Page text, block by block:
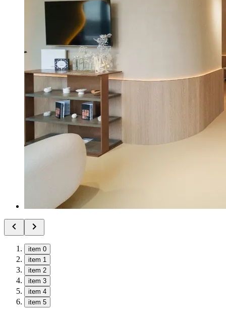
item 0
item 1
item 2
item 3
item 4
item 5